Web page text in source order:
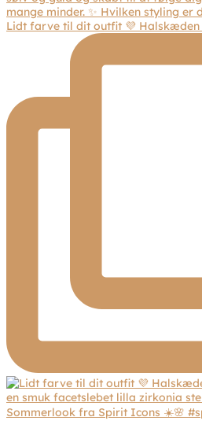
Lidt farve til dit outfit 💜
Sommerlook fra Spirit Icons ☀️🌸